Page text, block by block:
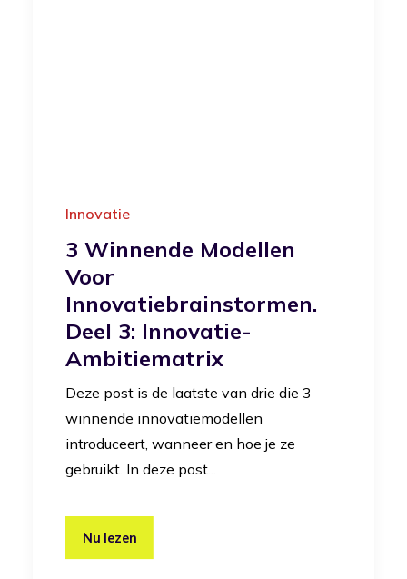
Innovatie
3 Winnende Modellen
Voor
Innovatiebrainstormen.
Deel 3: Innovatie-
Ambitiematrix
Deze post is de laatste van drie die 3
winnende innovatiemodellen
introduceert, wanneer en hoe je ze
gebruikt. In deze post...
Nu lezen